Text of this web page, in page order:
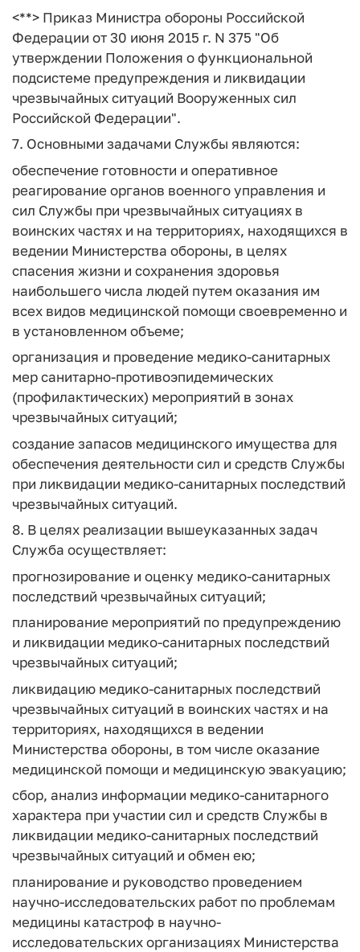
<**> Приказ Министра обороны Российской
Федерации от 30 июня 2015 г. N 375 "Об
утверждении Положения о функциональной
подсистеме предупреждения и ликвидации
чрезвычайных ситуаций Вооруженных сил
Российской Федерации".
7. Основными задачами Службы являются:
обеспечение готовности и оперативное
реагирование органов военного управления и
сил Службы при чрезвычайных ситуациях в
воинских частях и на территориях, находящихся в
ведении Министерства обороны, в целях
спасения жизни и сохранения здоровья
наибольшего числа людей путем оказания им
всех видов медицинской помощи своевременно и
в установленном объеме;
организация и проведение медико-санитарных
мер санитарно-противоэпидемических
(профилактических) мероприятий в зонах
чрезвычайных ситуаций;
создание запасов медицинского имущества для
обеспечения деятельности сил и средств Службы
при ликвидации медико-санитарных последствий
чрезвычайных ситуаций.
8. В целях реализации вышеуказанных задач
Служба осуществляет:
прогнозирование и оценку медико-санитарных
последствий чрезвычайных ситуаций;
планирование мероприятий по предупреждению
и ликвидации медико-санитарных последствий
чрезвычайных ситуаций;
ликвидацию медико-санитарных последствий
чрезвычайных ситуаций в воинских частях и на
территориях, находящихся в ведении
Министерства обороны, в том числе оказание
медицинской помощи и медицинскую эвакуацию;
сбор, анализ информации медико-санитарного
характера при участии сил и средств Службы в
ликвидации медико-санитарных последствий
чрезвычайных ситуаций и обмен ею;
планирование и руководство проведением
научно-исследовательских работ по проблемам
медицины катастроф в научно-
исследовательских организациях Министерства